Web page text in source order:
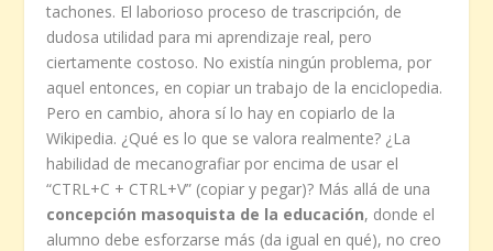
tachones. El laborioso proceso de trascripción, de
dudosa utilidad para mi aprendizaje real, pero
ciertamente costoso. No existía ningún problema, por
aquel entonces, en copiar un trabajo de la enciclopedia.
Pero en cambio, ahora sí lo hay en copiarlo de la
Wikipedia. ¿Qué es lo que se valora realmente? ¿La
habilidad de mecanografiar por encima de usar el
“CTRL+C + CTRL+V” (copiar y pegar)? Más allá de una
concepción masoquista de la educación, donde el
alumno debe esforzarse más (da igual en qué), no creo